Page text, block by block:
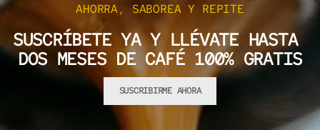
AHORRA, SABOREA Y REPITE
SUSCRÍBETE YA Y LLÉVATE HASTA
DOS MESES DE CAFÉ 100% GRATIS
SUSCRIBIRME AHORA